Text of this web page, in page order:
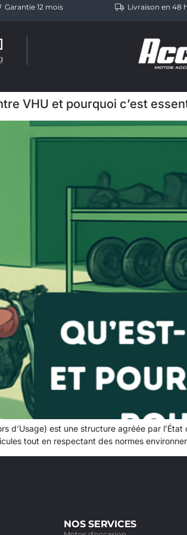
Garantie 12 mois Livraison en 48
VHU et pourquoi c’est
d’Usage) est une structure agréée par
tout en respectant des normes
NOS SERVICES